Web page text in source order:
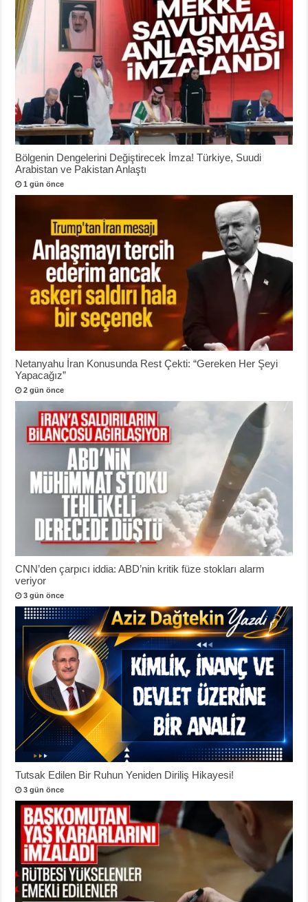
Bölgenin Dengelerini Değiştirecek İmza! Türkiye, Suudi
Arabistan ve Pakistan Anlaştı
1 gün önce
Netanyahu İran Konusunda Rest Çekti: “Gereken Her Şeyi
Yapacağız”
2 gün önce
CNN’den çarpıcı iddia: ABD’nin kritik füze stokları alarm
veriyor
3 gün önce
Tutsak Edilen Bir Ruhun Yeniden Diriliş Hikayesi!
3 gün önce